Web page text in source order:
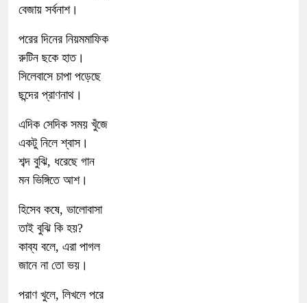
বেজায় সর্বনাশ।
পরের দিনের নিয়মমাফিক
রুটিন ছকে হাত।
সিলেবাসে চাপা পড়েছে
ছন্দের প্রাণনাথ।
এদিক সেদিক সময় খুঁজে
একটু নিলে শ্বাস।
শব্দ বুঝি, ধরেছে গান
মন ভিঙ্গিতে আশ।
হিসেব কষে, ভালোবাসা
তাই বুঝি কি হয়?
কাব্য বলে, এরা পাগল
জানে না তো ভয়।
পরাণ খুলে, লিখলে পরে